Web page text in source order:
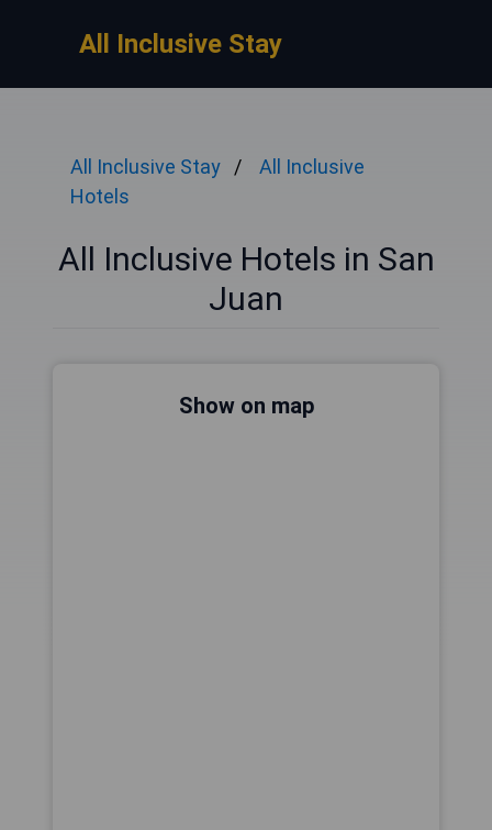
All Inclusive Stay
All Inclusive Stay
All Inclusive
Hotels
All Inclusive Hotels in San
Juan
Show on map